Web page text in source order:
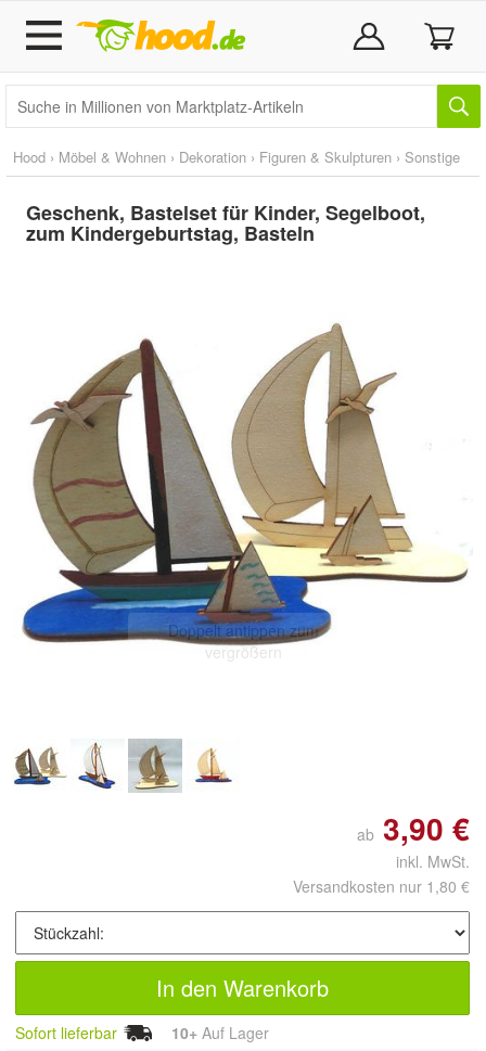
Hood › Möbel & Wohnen › Dekoration › Figuren & Skulpturen › Sonstige
Geschenk, Bastelset für Kinder, Segelboot,
zum Kindergeburtstag, Basteln
Doppelt antippen zum
vergrößern
ab 3,90 €
inkl. MwSt.
Versandkosten nur 1,80 €
In den Warenkorb
Sofort lieferbar 10+ Auf Lager